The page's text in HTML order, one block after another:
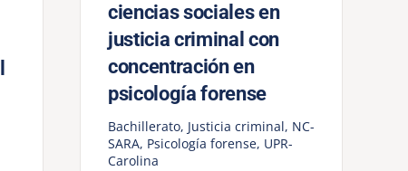
ciencias sociales en
justicia criminal con
concentración en
psicología forense
Bachillerato, Justicia criminal, NC-
SARA, Psicología forense, UPR-
Carolina